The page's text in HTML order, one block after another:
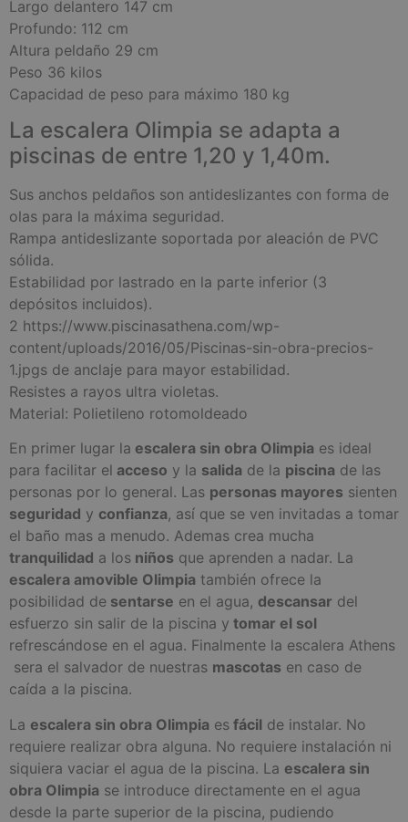
Largo delantero 147 cm
Profundo: 112 cm
Altura peldaño 29 cm
Peso 36 kilos
Capacidad de peso para máximo 180 kg
La escalera Olimpia se adapta a
piscinas de entre 1,20 y 1,40m.
Sus anchos peldaños son antideslizantes con forma de
olas para la máxima seguridad.
Rampa antideslizante soportada por aleación de PVC
sólida.
Estabilidad por lastrado en la parte inferior (3
depósitos incluidos).
2 https://www.piscinasathena.com/wp-
content/uploads/2016/05/Piscinas-sin-obra-precios-
1.jpgs de anclaje para mayor estabilidad.
Resistes a rayos ultra violetas.
Material: Polietileno rotomoldeado
En primer lugar la escalera sin obra Olimpia es ideal
para facilitar el acceso y la salida de la piscina de las
personas por lo general. Las personas mayores sienten
seguridad y confianza, así que se ven invitadas a tomar
el baño mas a menudo. Ademas crea mucha
tranquilidad a los niños que aprenden a nadar. La
escalera amovible Olimpia también ofrece la
posibilidad de sentarse en el agua, descansar del
esfuerzo sin salir de la piscina y tomar el sol
refrescándose en el agua. Finalmente la escalera Athens
sera el salvador de nuestras mascotas en caso de
caída a la piscina.
La escalera sin obra Olimpia es fácil de instalar. No
requiere realizar obra alguna. No requiere instalación ni
siquiera vaciar el agua de la piscina. La escalera sin
obra Olimpia se introduce directamente en el agua
desde la parte superior de la piscina, pudiendo